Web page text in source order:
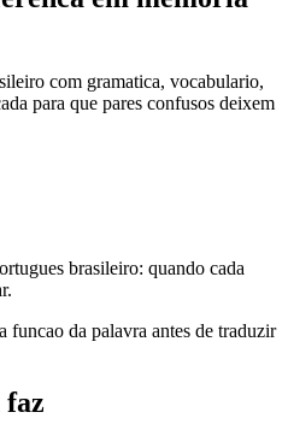
com gramatica, vocabulario,
para que pares confusos deixem
brasileiro: quando cada
da palavra antes de traduzir
faz